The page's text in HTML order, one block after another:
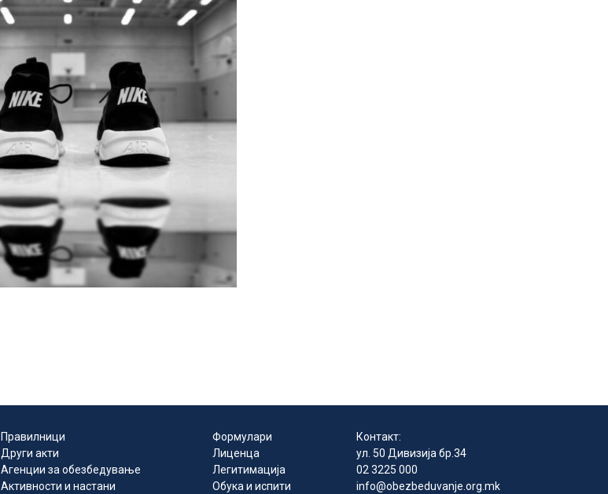
Правилници
Други акти
Агенции за обезбедување
Активности и настани
Формулари
Лиценца
Легитимација
Обука и испити
Контакт:
ул. 50 Дивизија бр.34
02 3225 000
info@obezbeduvanje.org.mk